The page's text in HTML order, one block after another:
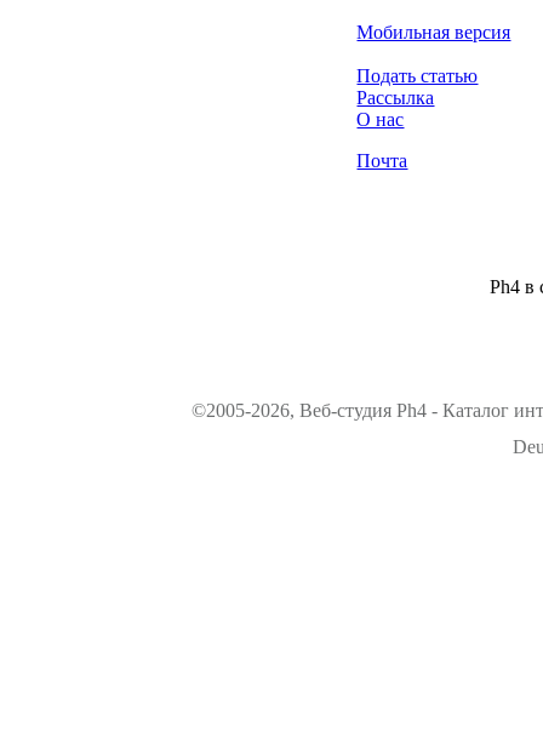
Мобильная версия
Подать статью
Рассылка
О нас
Почта
Ph4 в
©2005-2026, Веб-студия Ph4 - Каталог